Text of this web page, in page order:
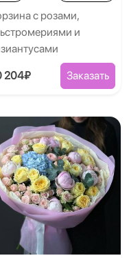
с розами,
и
204₽ Заказать